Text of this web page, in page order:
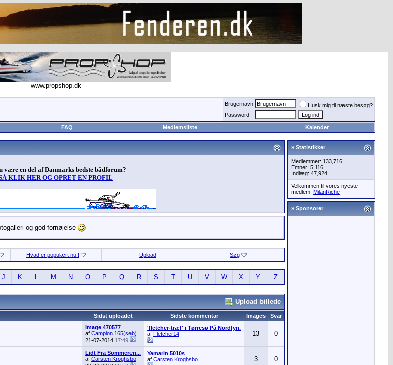
www.propshop.dk
Brugernavn
Husk mig til næste besøg?
Password
FAQ Medlemsliste Kalender
være en del af Danmarks bedste bådforum?
KLIK HER OG OPRET EN PROFIL
og god fornøjelse
Hvad er populært nu.! Upload Søg
J K L M N O P Q R S T U V W X Y Z
Upload billede
Sidst uploadet Sidste kommentar Images Svar
Image 470577
af Campion 165(seb)
21-07-2014 17:49
'fletcher-træf' i Tørresø På Nordfyn.
af Fletcher14 13 0
Lidt Fra Sommeren...
af Carsten Kroghsbo
Yamarin 5010s
af Carsten Kroghsbo 3 0
» Statistikker
Medlemmer: 133,716
Emner: 5,116
Indlæg: 47,924
Velkommen til vores nyeste
medlem, MilanRiche
» Sponsorer